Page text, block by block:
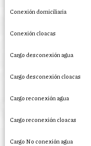
Conexión domiciliaria
Conexión cloacas
Cargo desconexión agua
Cargo desconexión cloacas
Cargo reconexión agua
Cargo reconexión cloacas
Cargo No conexión agua